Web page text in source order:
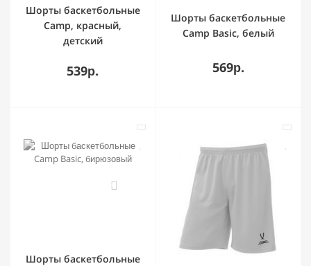
Шорты баскетбольные
Camp, красный,
детский
539р.
Шорты баскетбольные
Camp Basic, белый
569р.
Шорты баскетбольные